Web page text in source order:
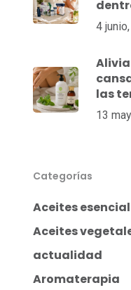
4
las
13
Categorías
Aceites
Aceites
actualidad
Aromaterapia